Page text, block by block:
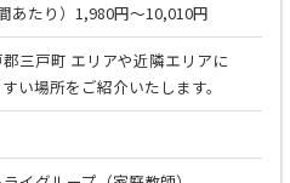
あたり）1,980円～10,010円
三戸町 エリアや近隣エリアに
い場所をご紹介いたします。